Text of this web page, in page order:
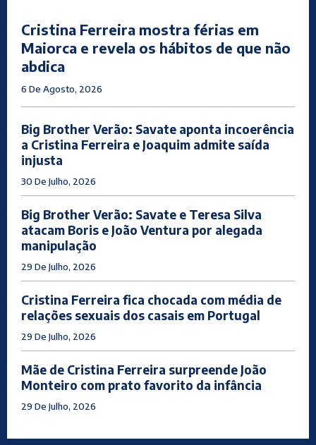
Cristina Ferreira mostra férias em
Maiorca e revela os hábitos de que não
abdica
6 De Agosto, 2026
Big Brother Verão: Savate aponta incoerência
a Cristina Ferreira e Joaquim admite saída
injusta
30 De Julho, 2026
Big Brother Verão: Savate e Teresa Silva
atacam Boris e João Ventura por alegada
manipulação
29 De Julho, 2026
Cristina Ferreira fica chocada com média de
relações sexuais dos casais em Portugal
29 De Julho, 2026
Mãe de Cristina Ferreira surpreende João
Monteiro com prato favorito da infância
29 De Julho, 2026